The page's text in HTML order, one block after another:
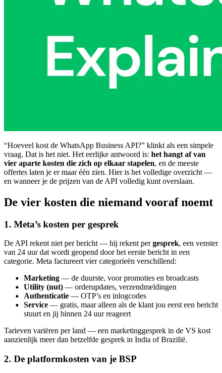
“Hoeveel kost de WhatsApp Business API?” klinkt als een simpele
vraag. Dat is het niet. Het eerlijke antwoord is: het hangt af van
vier aparte kosten die zich op elkaar stapelen, en de meeste
offertes laten je er maar één zien. Hier is het volledige overzicht —
en wanneer je de prijzen van de API volledig kunt overslaan.
De vier kosten die niemand vooraf noemt
1. Meta’s kosten per gesprek
De API rekent niet per bericht — hij rekent pergesprek, een venster
van 24 uur dat wordt geopend door het eerste bericht in een
categorie. Meta factureert vier categorieën verschillend:
Marketing — de duurste, voor promoties en broadcasts
Utility (nut) — orderupdates, verzendmeldingen
Authenticatie — OTP’s en inlogcodes
Service — gratis, maar alleen als de klant jou eerst een bericht
stuurt en jij binnen 24 uur reageert
Tarieven variëren per land — een marketinggesprek in de VS kost
aanzienlijk meer dan hetzelfde gesprek in India of Brazilië.
2. De platformkosten van je BSP